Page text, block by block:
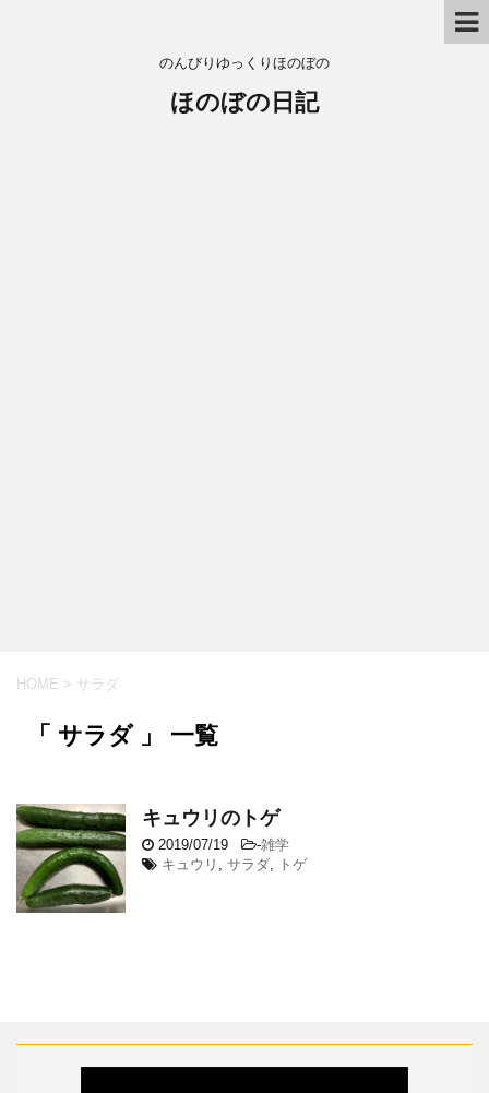
のんびりゆっくりほのぼの
ほのぼの日記
HOME > サラダ
「 サラダ 」 一覧
キュウリのトゲ
2019/07/19 -雑学
キュウリ
サラダ トゲ